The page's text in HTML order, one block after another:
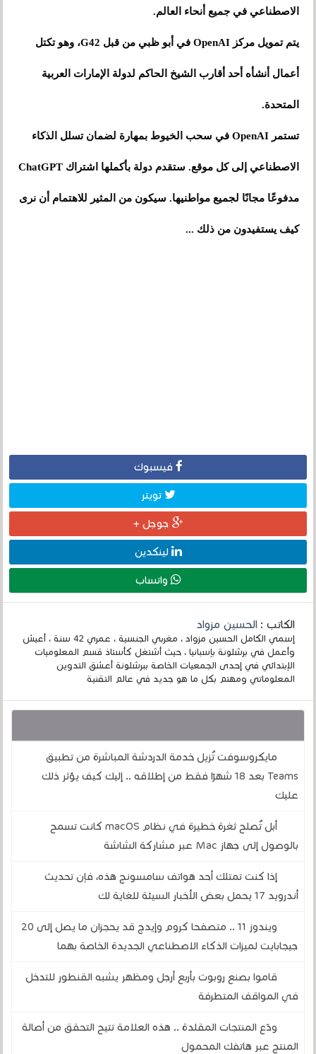
الاصطناعي في جميع أنحاء العالم.
يتم تمويل مركز OpenAI في أبو ظبي من قبل G42، وهو تكتل
أعمال أنشأه أحد أقارب الشيخ الحاكم لدولة الإمارات العربية
المتحدة.
تستمر OpenAI في سحب الخيوط بمهارة لضمان تسلل الذكاء
الاصطناعي إلى كل موقع. ستقدم دولة بأكملها اشتراك ChatGPT
مدفوعًا مجانًا لجميع مواطنيها. سيكون من المثير للاهتمام أن نرى
كيف يستفيدون من ذلك ...
فيسبوك
تويتر
جوجل +
لينكدين
واتساب
الكاتب :الحسين مزواد
إسمي الكامل الحسين مزواد ، مغربي الجنسية ، عمري 42 سنة ، أعيش
وأعمل في برشلونة بإسبانيا ، حيث أشتغل كأستاذ قسم المعلوميات
الإبتدائي في إحدى الجمعيات الخاصة ببرشلونة أعشق التدوين
المعلوماتي ومهتم بكل ما هو جديد في عالم التقنية
مايكروسوفت تُزيل خدمة الدردشة المباشرة من تطبيق
Teams بعد 18 شهرًا فقط من إطلاقه .. إليك كيف يؤثر ذلك
عليك
أبل تُصلح ثغرة خطيرة في نظام macOS كانت تسمح
بالوصول إلى جهاز Mac عبر مشاركة الشاشة
إذا كنت تمتلك أحد هواتف سامسونج هذه، فإن تحديث
أندرويد 17 يحمل بعض الأخبار السيئة للغاية لك
ويندوز 11 .. متصفحا كروم وإيدج قد يحجزان ما يصل إلى 20
جيجابايت لميزات الذكاء الاصطناعي الجديدة الخاصة بهما
قاموا بصنع روبوت بأربع أرجل ومظهر يشبه القنطور للتدخل
في المواقف المتطرفة
ودّع المنتجات المقلدة .. هذه العلامة تتيح التحقق من أصالة
المنتج عبر هاتفك المحمول